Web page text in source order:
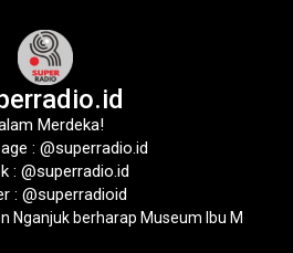
Merdeka!
: @superradio.id
: @superradio.id
: @superradioid
Nganjuk berharap Museum Ibu M